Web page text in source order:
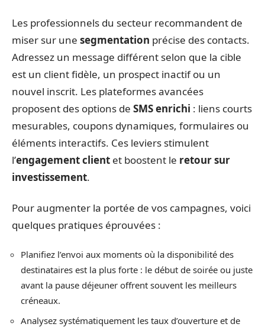
Les professionnels du secteur recommandent de
miser sur une segmentation précise des contacts.
Adressez un message différent selon que la cible
est un client fidèle, un prospect inactif ou un
nouvel inscrit. Les plateformes avancées
proposent des options de SMS enrichi : liens courts
mesurables, coupons dynamiques, formulaires ou
éléments interactifs. Ces leviers stimulent
l’engagement client et boostent le retour sur
investissement.
Pour augmenter la portée de vos campagnes, voici
quelques pratiques éprouvées :
Planifiez l’envoi aux moments où la disponibilité des
destinataires est la plus forte : le début de soirée ou juste
avant la pause déjeuner offrent souvent les meilleurs
créneaux.
Analysez systématiquement les taux d’ouverture et de